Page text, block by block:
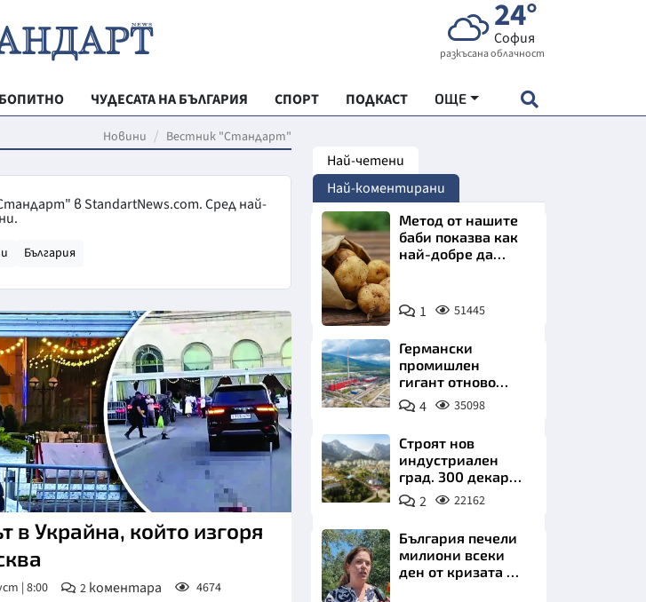
24°
София
разкъсана облачност
ЧУДЕСАТА НА БЪЛГАРИЯ СПОРТ ПОДКАСТ ОЩЕ
РЕГИОНАЛНИ
МЛАДЕЖКА АКАДЕМИЯ "ЧУДЕСАТА НА БЪЛГАРИЯ"
ТЕХНОЛОГИИ
ДА!НА БЪЛГАРСКАТА ХРАНА
ДА! НА БЪЛГАРСКАТА ИКОНОМИКА
КУЛТУРА
ПРАВОСЪДИЕ
КИБЕРЗАЩИТНИЦИ
ОБЯВИ
Новини Вестник "Стандарт"
в StandartNews.com. Сред най-
България
в Украйна, който изгоря
| 8:00 2 коментара 4674
Най-четени
Най-коментирани
Снимка:
Пиксабей
Метод от нашите
баби показва как
най-добре да
1 51445
Германски
промишлен
гигант отново
позлатява наш
град
4 35098
Строят нов
индустриален
град. 300 декара
чакат златни
заводи
2 22162
България печели
милиони всеки
ден от кризата по